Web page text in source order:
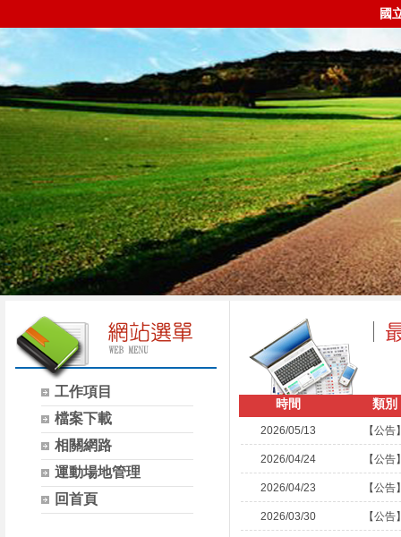
國
工作項目
檔案下載
相關網路
運動場地管理
回首頁
時間 類別
2026/05/13 【公告
2026/04/24 【公告
2026/04/23 【公告
2026/03/30 【公告